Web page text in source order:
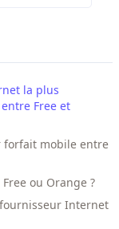
la plus
Free et
forfait mobile entre
ou Orange ?
Internet